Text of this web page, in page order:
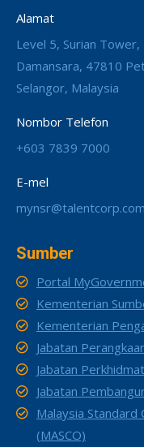
Alamat
Level 5, Surian Tower,
Damansara, 47810
Selangor, Malaysia
Nombor Telefon
+603 7839 7000
E-mel
Sumber
Portal
Kementerian
Kementerian
Jabatan
Jabatan
Jabatan
Malaysia Standard
(MASCO)